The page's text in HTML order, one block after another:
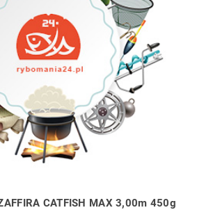
CATFISH MAX 3,00m 450g